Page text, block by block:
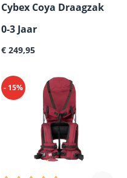
Cybex Coya Draagzak
0-3 Jaar
Normale prijs:
€ 249,95
- 15%